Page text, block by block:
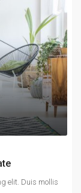
elit. Duis mollis